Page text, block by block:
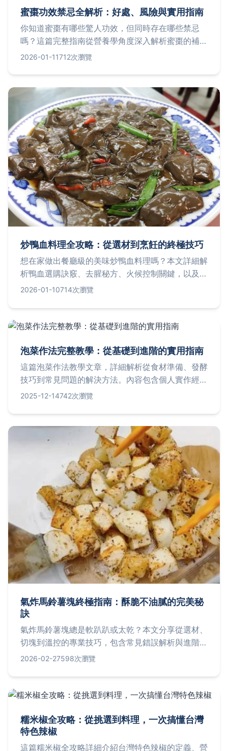
蜜棗功效禁忌全解析：好處、風險與實用指南
你知道蜜棗有哪些驚人功效，但同時存在哪些禁忌
嗎？這篇完整指南從營養學角度深入解析蜜棗的補
血、養顏等好處，並詳細列出糖尿病患、孕婦等族群
資訊準確實用。
2026-01-11712次瀏覽
炒鴨血料理全攻略：從選材到烹飪的終極技巧
想在家做出餐廳級的美味炒鴨血料理嗎？本文詳細解
析鴨血選購訣竅、去腥秘方、火候控制關鍵，以及常
見失敗原因解決方案，讓新手也能一次成功。
2026-01-10714次瀏覽
泡菜作法完整教學：從基礎到進階的實用指南
這篇泡菜作法教學文章，詳細解析從食材準備、發酵
技巧到常見問題的解決方法。內容包含個人實作經
驗、失敗案例分享，以及不同泡菜變體的比較表格。
為什麼發霉、保存期限等疑問，提供全方位指導。
2025-12-14742次瀏覽
氣炸馬鈴薯塊終極指南：酥脆不油膩的完美秘
訣
氣炸馬鈴薯塊總是軟趴趴或太乾？本文分享從選材、
切塊到溫控的專業技巧，包含常見錯誤解析與進階秘
訣，讓你輕鬆做出餐廳級的金黃酥脆口感。
2026-02-27598次瀏覽
糯米椒全攻略：從挑選到料理，一次搞懂台灣
特色辣椒
這篇糯米椒全攻略詳細介紹台灣特色辣椒的定義、營